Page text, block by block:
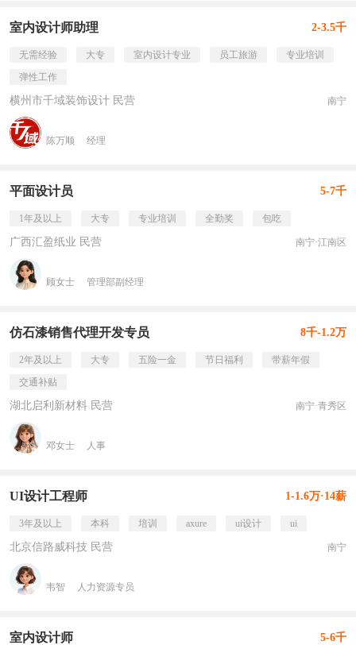
室内设计师助理 2-3.5千
无需经验 大专 室内设计专业 员工旅游
专业培训
弹性工作
横州市千域装饰设计 民营 南宁
陈万顺 经理
平面设计员 5-7千
1年及以上 大专 专业培训 全勤奖 包吃
广西汇盈纸业 民营 南宁·江南区
顾女士 管理部副经理
仿石漆销售代理开发专员 8千-1.2万
2年及以上 大专 五险一金 节日福利
带薪年假
交通补贴
湖北启利新材料 民营 南宁·青秀区
邓女士 人事
UI设计工程师 1-1.6万·14薪
3年及以上 本科 培训 axure ui设计 ui
北京信路威科技 民营 南宁
韦智 人力资源专员
室内设计师 5-6千